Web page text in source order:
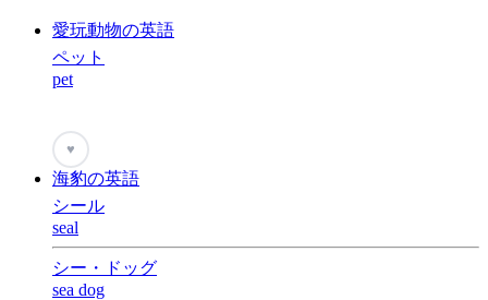
愛玩動物の英語
ペット
pet
♥
海豹の英語
シール
seal
シー・ドッグ
sea dog